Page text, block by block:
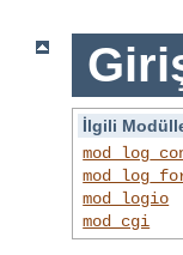
İlgili
mod_logio
mod_cgi